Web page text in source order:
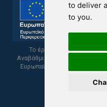
to deliver
to you.
Το έργο υποβλήθηκε στα
Αναβάθμισης των
Ευρωπαϊκό Ταμείο